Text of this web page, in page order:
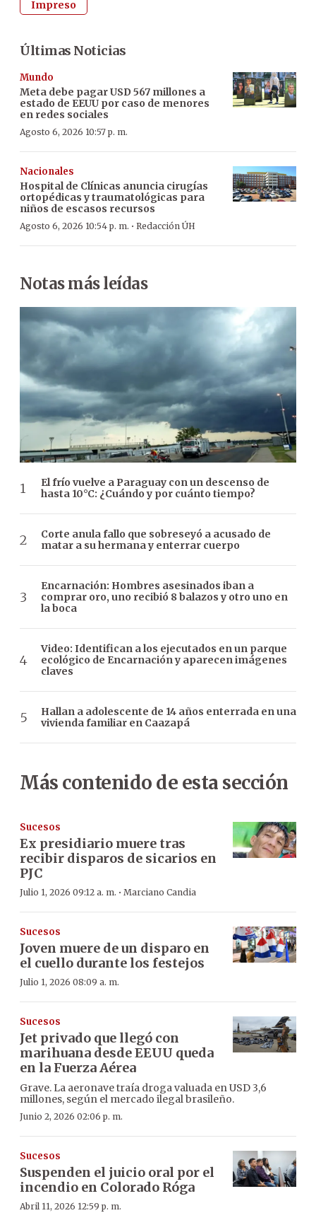
Impreso
Últimas Noticias
Mundo
Meta debe pagar USD 567 millones a
estado de EEUU por caso de menores
en redes sociales
Agosto 6, 2026 10:57 p. m.
Nacionales
Hospital de Clínicas anuncia cirugías
ortopédicas y traumatológicas para
niños de escasos recursos
Agosto 6, 2026 10:54 p. m. · Redacción ÚH
Notas más leídas
El frío vuelve a Paraguay con un descenso de
hasta 10°C: ¿Cuándo y por cuánto tiempo?
Corte anula fallo que sobreseyó a acusado de
matar a su hermana y enterrar cuerpo
Encarnación: Hombres asesinados iban a
comprar oro, uno recibió 8 balazos y otro uno en
la boca
Video: Identifican a los ejecutados en un parque
ecológico de Encarnación y aparecen imágenes
claves
Hallan a adolescente de 14 años enterrada en una
vivienda familiar en Caazapá
Más contenido de esta sección
Sucesos
Ex presidiario muere tras
recibir disparos de sicarios en
PJC
Julio 1, 2026 09:12 a. m. · Marciano Candia
Sucesos
Joven muere de un disparo en
el cuello durante los festejos
Julio 1, 2026 08:09 a. m.
Sucesos
Jet privado que llegó con
marihuana desde EEUU queda
en la Fuerza Aérea
Grave. La aeronave traía droga valuada en USD 3,6
millones, según el mercado ilegal brasileño.
Junio 2, 2026 02:06 p. m.
Sucesos
Suspenden el juicio oral por el
incendio en Colorado Róga
Abril 11, 2026 12:59 p. m.